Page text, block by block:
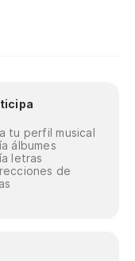
tu perfil musical
álbumes
letras
de